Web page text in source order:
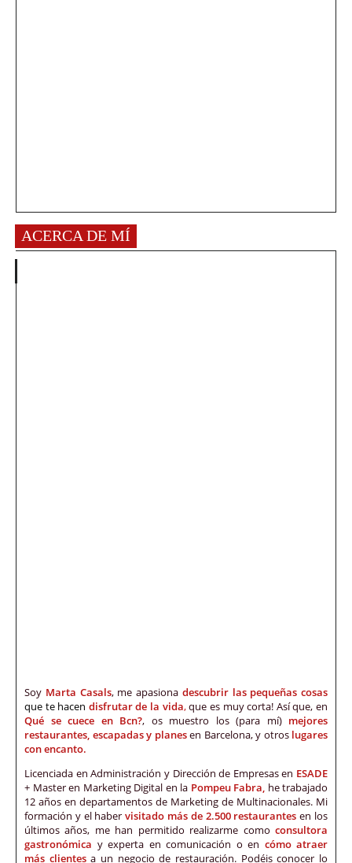
ACERCA DE MÍ
Soy Marta Casals, me apasiona descubrir las pequeñas cosas
que te hacen disfrutar de la vida,que es muy corta! Así que, en
Qué se cuece en Bcn?, os muestro los (para mí) mejores
restaurantes, escapadas y planesen Barcelona, y otros lugares
con encanto.
Licenciada en Administración y Dirección de Empresas en ESADE
+ Master en Marketing Digital en la Pompeu Fabra, he trabajado
12 años en departamentos de Marketing de Multinacionales. Mi
formación y el habervisitado más de 2.500 restaurantes en los
últimos años, me han permitido realizarme como consultora
gastronómica y experta en comunicación o en cómo atraer
más clientes a un negocio de restauración. Podéis conocer lo